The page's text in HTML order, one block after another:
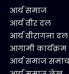
आर्य समाज
आर्य वीर दल
आर्य वीरांगना दल
आगामी कार्यक्रम
आर्य समाज